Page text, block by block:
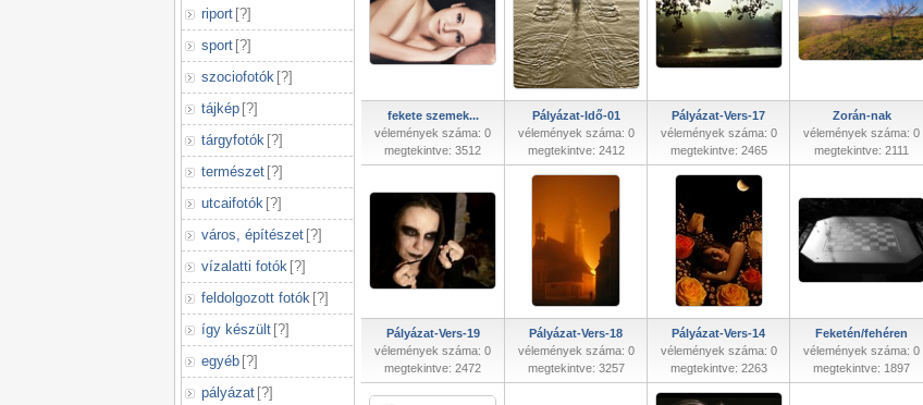
riport [?]
sport [?]
szociofotók [?]
tájkép [?]
tárgyfotók [?]
természet [?]
utcaifotók [?]
város, építészet [?]
vízalatti fotók [?]
feldolgozott fotók [?]
így készült [?]
egyéb [?]
pályázat [?]
fekete szemek...
vélemények száma: 0
megtekintve: 3512
Pályázat-Idő-01
vélemények száma: 0
megtekintve: 2412
Pályázat-Vers-17
vélemények száma: 0
megtekintve: 2465
Zorán-nak
vélemények száma: 0
megtekintve: 2111
Pályázat-Vers-19
vélemények száma: 0
megtekintve: 2472
Pályázat-Vers-18
vélemények száma: 0
megtekintve: 3257
Pályázat-Vers-14
vélemények száma: 0
megtekintve: 2263
Feketén/fehéren
vélemények száma: 0
megtekintve: 1897